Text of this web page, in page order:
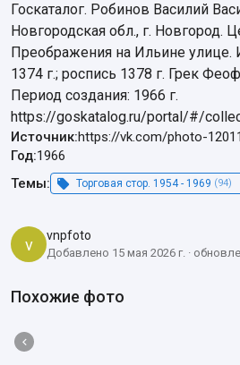
Госкаталог. Робинов Василий
Новгородская обл., г. Новгород.
Преображения на Ильине улице.
1374 г.; роспись 1378 г. Грек
Период создания: 1966 г.
https://goskatalog.ru/portal/#/
Источник:https://vk.com/photo-
Год:1966
Темы:
Торговая стор. 1954 - 1969 (94)
v vnpfoto
Добавлено 15 мая 2026 г. ·
Похожие фото